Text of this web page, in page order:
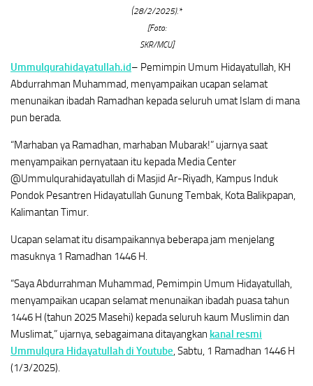
(28/2/2025).*
[Foto:
SKR/MCU]
Ummulqurahidayatullah.id– Pemimpin Umum Hidayatullah, KH
Abdurrahman Muhammad, menyampaikan ucapan selamat
menunaikan ibadah Ramadhan kepada seluruh umat Islam di mana
pun berada.
“Marhaban ya Ramadhan, marhaban Mubarak!” ujarnya saat
menyampaikan pernyataan itu kepada Media Center
@Ummulqurahidayatullah di Masjid Ar-Riyadh, Kampus Induk
Pondok Pesantren Hidayatullah Gunung Tembak, Kota Balikpapan,
Kalimantan Timur.
Ucapan selamat itu disampaikannya beberapa jam menjelang
masuknya 1 Ramadhan 1446 H.
“Saya Abdurrahman Muhammad, Pemimpin Umum Hidayatullah,
menyampaikan ucapan selamat menunaikan ibadah puasa tahun
1446 H (tahun 2025 Masehi) kepada seluruh kaum Muslimin dan
Muslimat,” ujarnya, sebagaimana ditayangkan kanal resmi
Ummulqura Hidayatullah di Youtube, Sabtu, 1 Ramadhan 1446 H
(1/3/2025).